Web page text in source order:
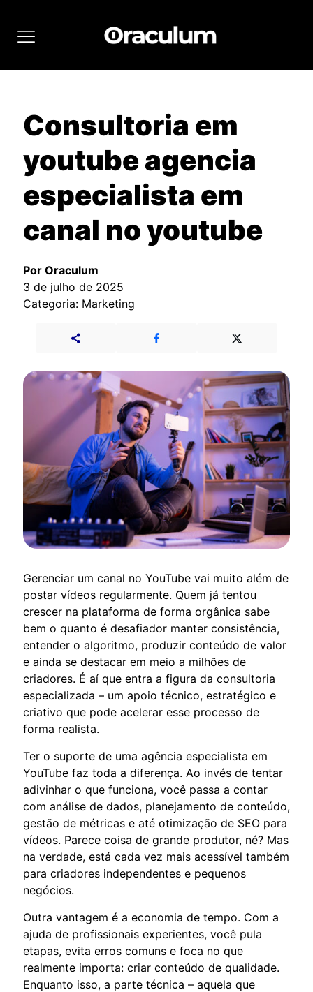
Consultoria em
youtube agencia
especialista em
canal no youtube
Por Oraculum
3 de julho de 2025
Categoria: Marketing
Gerenciar um canal no YouTube vai muito além de
postar vídeos regularmente. Quem já tentou
crescer na plataforma de forma orgânica sabe
bem o quanto é desafiador manter consistência,
entender o algoritmo, produzir conteúdo de valor
e ainda se destacar em meio a milhões de
criadores. É aí que entra a figura da consultoria
especializada – um apoio técnico, estratégico e
criativo que pode acelerar esse processo de
forma realista.
Ter o suporte de uma agência especialista em
YouTube faz toda a diferença. Ao invés de tentar
adivinhar o que funciona, você passa a contar
com análise de dados, planejamento de conteúdo,
gestão de métricas e até otimização de SEO para
vídeos. Parece coisa de grande produtor, né? Mas
na verdade, está cada vez mais acessível também
para criadores independentes e pequenos
negócios.
Outra vantagem é a economia de tempo. Com a
ajuda de profissionais experientes, você pula
etapas, evita erros comuns e foca no que
realmente importa: criar conteúdo de qualidade.
Enquanto isso, a parte técnica – aquela que